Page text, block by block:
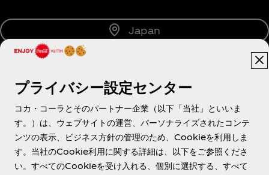
Japan
About us
Need help?
プライバシー設定センター
コカ・コーラとそのパートナー企業（以下「当社」といいま
す。）は、ウェブサイトの運営、パーソナライズされたコンテ
ンツの表示、ビジネス方針の管理のため、Cookieを利用しま
す。当社のCookie利用に関する詳細は、以下をご参照くださ
い。すべてのCookieを受け入れる、個別に選択する、すべて